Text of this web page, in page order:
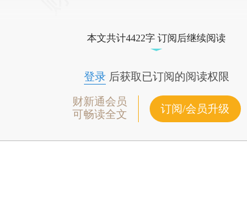
本文共计4422字 订阅后继续阅读
登录后获取已订阅的阅读权限
财新通会员
可畅读全文
订阅/会员升级